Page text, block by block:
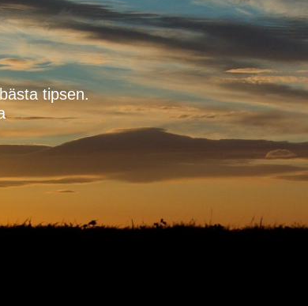
tipsen.